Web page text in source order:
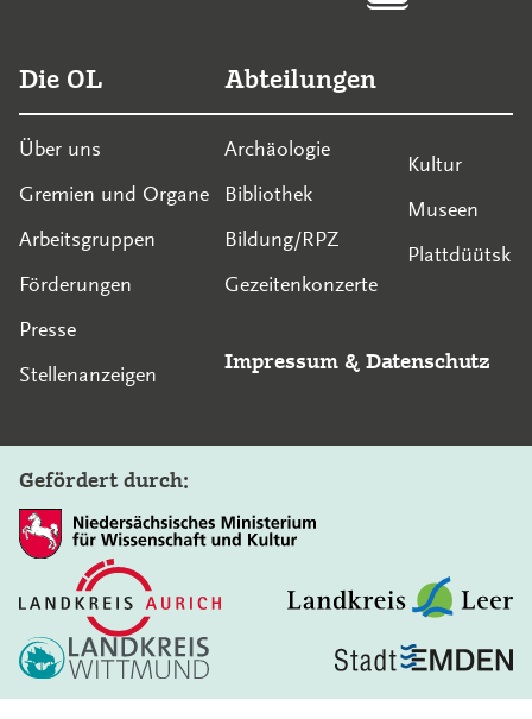
Die OL
Über uns
Gremien und Organe
Arbeitsgruppen
Förderungen
Presse
Stellenanzeigen
Abteilungen
Archäologie
Bibliothek
Bildung/RPZ
Gezeitenkonzerte
Kultur
Museen
Plattdüütsk
Impressum & Datenschutz
Gefördert durch:
In diesem Bereich suchen: